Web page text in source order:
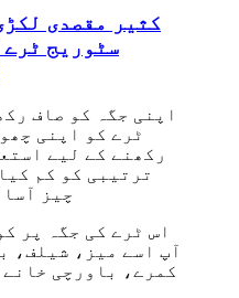
کثیر مقصدی
سٹوریج
ٹرے کو اپنی
رکھنے کے لیے
ترتیبی کو کم
چیز
آپ اسے میز، شیلف،
کمرے، باورچی خانے